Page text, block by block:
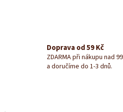
Doprava od 59 Kč
ZDARMA při nákupu nad
a doručíme do 1-3 dnů.